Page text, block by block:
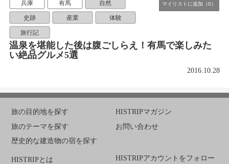
兵庫 有馬 自然
史跡 産業 体験
旅行記
温泉を堪能した後は腹ごしらえ！有馬で楽しみた
い絶品グルメ5選
2016.10.28
旅の目的地を探す
旅のテーマを探す
歴史的な建造物の宿を探す
HISTRIPマガジン
お問い合わせ
HISTRIPとは HISTRIPアカウントをフォロー